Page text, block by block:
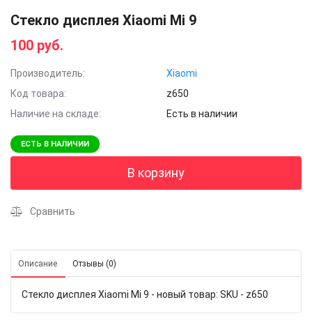
Стекло дисплея Xiaomi Mi 9
100 руб.
Производитель:
Xiaomi
Код товара:
z650
Наличие на складе:
Есть в наличии
ЕСТЬ В НАЛИЧИИ
В корзину
Сравнить
Описание Отзывы (0)
Стекло дисплея Xiaomi Mi 9 - новый товар: SKU - z650